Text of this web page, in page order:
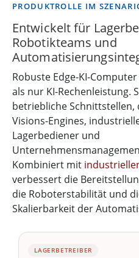
PRODUKTROLLE IM
Entwickelt für
Robotikteams und
Robuste Edge-KI-
als nur KI-Rechenleistung.
betriebliche Schnittstellen,
Visions-Engines,
Lagerbediener und
Kombiniert mit
verbessert die
die Roboterstabilität und
Skalierbarkeit der
LAGERBETREIBER